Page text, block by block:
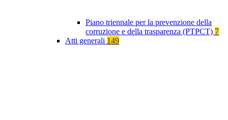
Piano triennale per la prevenzione della
corruzione e della trasparenza (PTPCT) 7
Atti generali 149